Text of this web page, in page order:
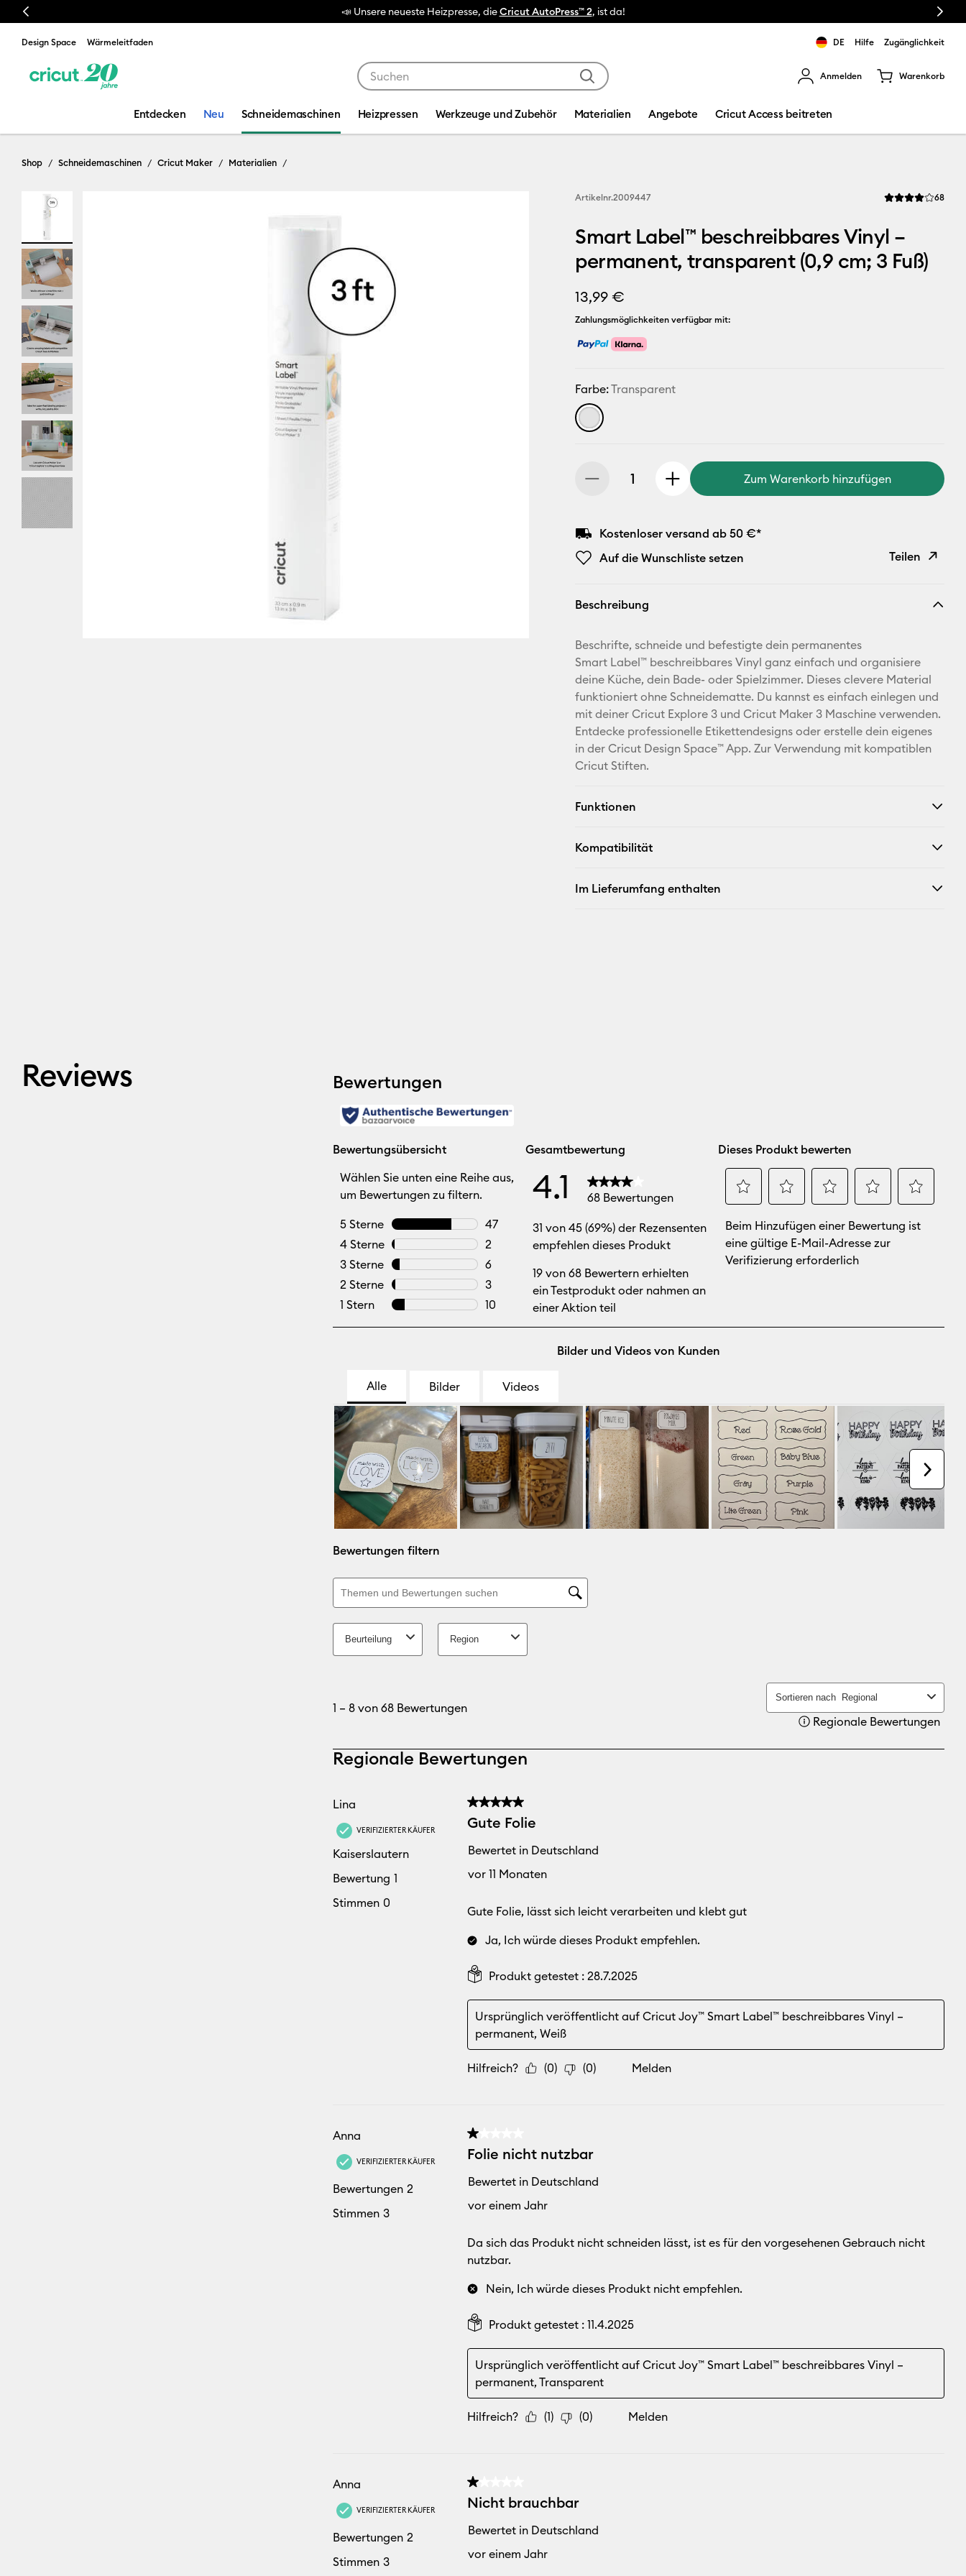
Previous 📣 Unsere neueste Heizpresse, dieCricut AutoPress™ 2, ist da! Next
Design Space Wärmeleitfaden DE Hilfe Zugänglichkeit
Anmelden Warenkorb
Entdecken Neu Schneidemaschinen Heizpressen Werkzeuge und Zubehör Materialien Angebote Cricut Access beitreten
Shop Schneidemaschinen Cricut Maker Materialien
Artikelnr.2009447 Die 68
Smart Label™ beschreibbares Vinyl –
permanent, transparent (0,9 cm; 3 Fuß)
13,99 €
Zahlungsmöglichkeiten verfügbar mit:
Farbe:Transparent
Zum Warenkorb hinzufügen
Kostenloser versand ab 50 €*
Auf die Wunschliste setzen
Teilen
Adresse
Pinterest
Facebook
Beschreibung
Beschrifte, schneide und befestigte dein permanentes
Smart Label™ beschreibbares Vinyl ganz einfach und organisiere
deine Küche, dein Bade- oder Spielzimmer. Dieses clevere Material
funktioniert ohne Schneidematte. Du kannst es einfach einlegen und
mit deiner Cricut Explore 3 und Cricut Maker 3 Maschine verwenden.
Entdecke professionelle Etikettendesigns oder erstelle dein eigenes
in der Cricut Design Space™ App. Zur Verwendung mit kompatiblen
Cricut Stiften.
Funktionen
Kompatibilität
Im Lieferumfang enthalten
Reviews